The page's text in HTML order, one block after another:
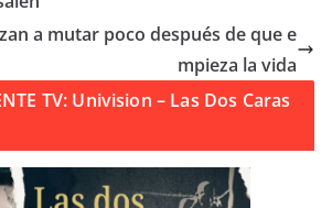
a mutar poco después de que e
mpieza la vida
TV: Univision – Las Dos Caras